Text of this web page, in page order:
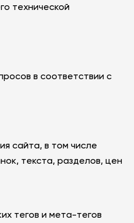
технической
в соответствии с
сайта, в том числе
текста, разделов, цен
тегов и мета-тегов